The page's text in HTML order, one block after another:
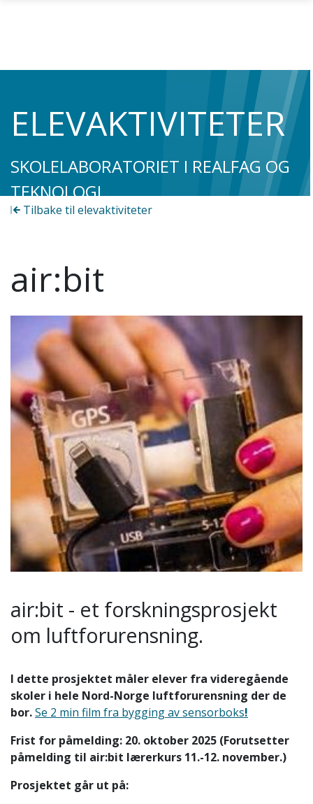
ELEVAKTIVITETER
SKOLELABORATORIET I REALFAG OG
TEKNOLOGI
Tilbake til elevaktiviteter
air:bit
air:bit - et forskningsprosjekt
om luftforurensning.
I dette prosjektet måler elever fra videregående
skoler i hele Nord-Norge luftforurensning der de
bor.Se 2 min film fra bygging av sensorboks!
Frist for påmelding: 20. oktober 2025 (Forutsetter
påmelding til air:bit lærerkurs 11.-12. november.)
Prosjektet går ut på: